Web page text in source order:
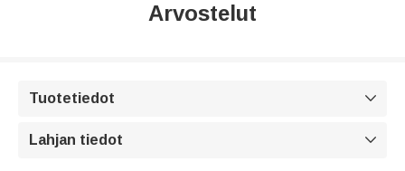
Arvostelut
Tuotetiedot 
Lahjan tiedot 